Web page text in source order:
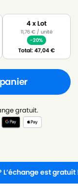
4 x Lot
11,76 €/ unité
-20%
Total:47,04€
gratuit.
est gratuit !